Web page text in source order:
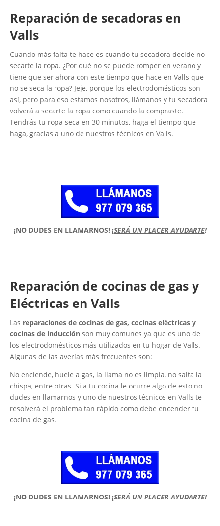
Reparación de secadoras en
Valls
Cuando más falta te hace es cuando tu secadora decide no
secarte la ropa. ¿Por qué no se puede romper en verano y
tiene que ser ahora con este tiempo que hace en Valls que
no se seca la ropa? Jeje, porque los electrodomésticos son
así, pero para eso estamos nosotros, llámanos y tu secadora
volverá a secarte la ropa como cuando la compraste.
Tendrás tu ropa seca en 30 minutos, haga el tiempo que
haga, gracias a uno de nuestros técnicos en Valls.
¡NO DUDES EN LLAMARNOS! ¡SERÁ UN PLACER AYUDARTE!
Reparación de cocinas de gas y
Eléctricas en Valls
Las reparaciones de cocinas de gas, cocinas eléctricas y
cocinas de inducción son muy comunes ya que es uno de
los electrodomésticos más utilizados en tu hogar de Valls.
Algunas de las averías más frecuentes son:
No enciende, huele a gas, la llama no es limpia, no salta la
chispa, entre otras. Si a tu cocina le ocurre algo de esto no
dudes en llamarnos y uno de nuestros técnicos en Valls te
resolverá el problema tan rápido como debe encender tu
cocina de gas.
¡NO DUDES EN LLAMARNOS! ¡SERÁ UN PLACER AYUDARTE!